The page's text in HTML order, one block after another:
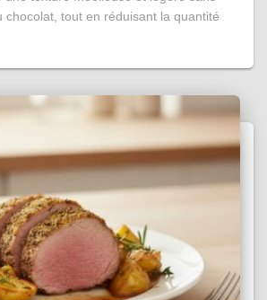
chocolat, tout en réduisant la quantité